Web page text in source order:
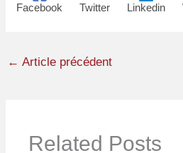
Facebook Twitter Linkedin
← Article précédent
Related Posts